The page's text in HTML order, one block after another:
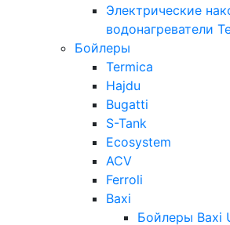
Электрические
водонагреватели
Бойлеры
Termica
Hajdu
Bugatti
S-Tank
Ecosystem
ACV
Ferroli
Baxi
Бойлеры Baxi